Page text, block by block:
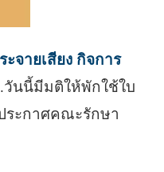
จายเสียง กิจการ
นนี้มีมติให้พักใช้ใบ
ระกาศคณะรักษา